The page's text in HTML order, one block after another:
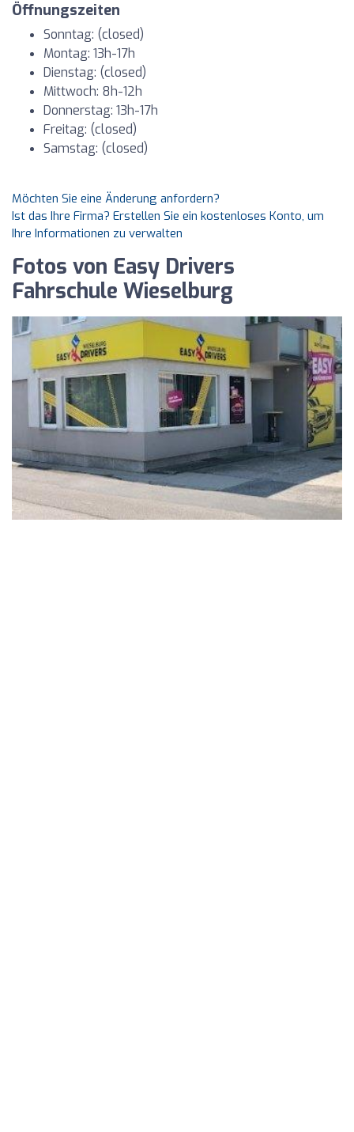
Öffnungszeiten
Sonntag: (closed)
Montag: 13h-17h
Dienstag: (closed)
Mittwoch: 8h-12h
Donnerstag: 13h-17h
Freitag: (closed)
Samstag: (closed)
Möchten Sie eine Änderung anfordern?
Ist das Ihre Firma? Erstellen Sie ein kostenloses Konto, um
Ihre Informationen zu verwalten
Fotos von Easy Drivers
Fahrschule Wieselburg